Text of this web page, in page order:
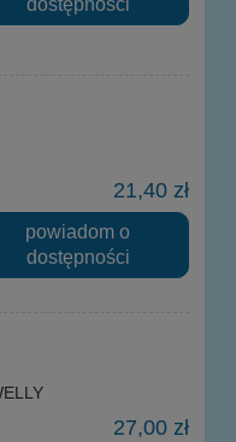
21,40 zł
powiadom o
dostępności
27,00 zł